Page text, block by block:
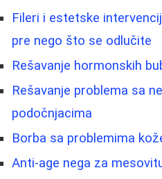
Fileri i estetske
pre nego što se odlučite
Rešavanje hormonskih
Rešavanje problema sa
podočnjacima
Borba sa problemima
Anti-age nega za